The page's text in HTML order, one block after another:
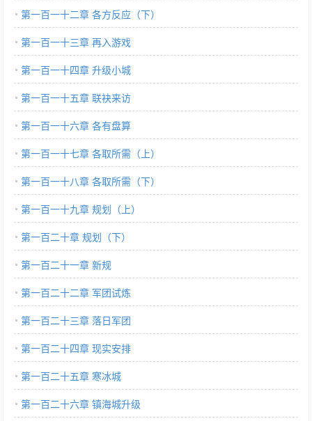
第一百一十二章 各方反应（下）
第一百一十三章 再入游戏
第一百一十四章 升级小城
第一百一十五章 联袂来访
第一百一十六章 各有盘算
第一百一十七章 各取所需（上）
第一百一十八章 各取所需（下）
第一百一十九章 规划（上）
第一百二十章 规划（下）
第一百二十一章 新规
第一百二十二章 军团试炼
第一百二十三章 落日军团
第一百二十四章 现实安排
第一百二十五章 寒冰城
第一百二十六章 镇海城升级